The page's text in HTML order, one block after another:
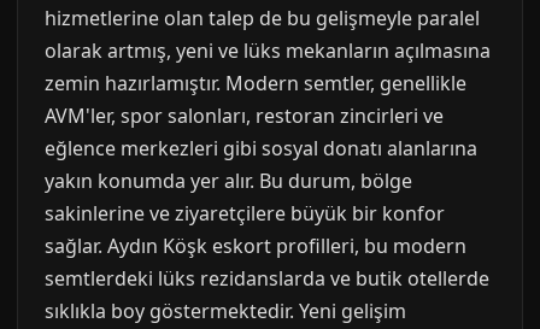
hizmetlerine olan talep de bu gelişmeyle paralel
olarak artmış, yeni ve lüks mekanların açılmasına
zemin hazırlamıştır. Modern semtler, genellikle
AVM'ler, spor salonları, restoran zincirleri ve
eğlence merkezleri gibi sosyal donatı alanlarına
yakın konumda yer alır. Bu durum, bölge
sakinlerine ve ziyaretçilere büyük bir konfor
sağlar. Aydın Köşk eskort profilleri, bu modern
semtlerdeki lüks rezidanslarda ve butik otellerde
sıklıkla boy göstermektedir. Yeni gelişim